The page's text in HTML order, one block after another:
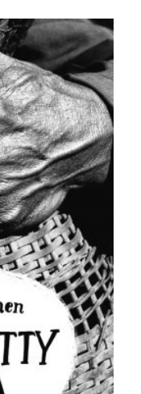
€.